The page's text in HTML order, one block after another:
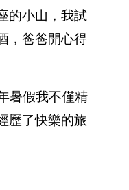
的小山，我試
，爸爸開心得
暑假我不僅精
歷了快樂的旅